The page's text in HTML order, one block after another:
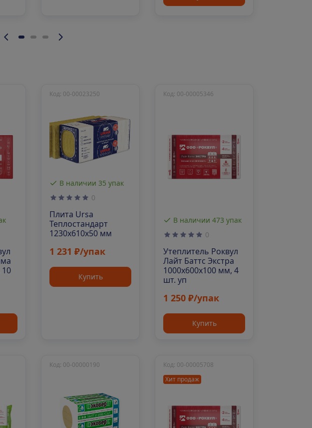
В наличии 35 упак
Код: 00-00023250
0
Плита Ursa
Теплостандарт
1230х610х50 мм
1 231 ₽/упак
Купить
В наличии 473 упак
Код: 00-00005346
0
Утеплитель Роквул
Лайт Баттс Экстра
1000х600х100 мм, 4
шт. уп
1 250 ₽/упак
Купить
Код: 00-00000190
Хит продаж
Код: 00-00005708